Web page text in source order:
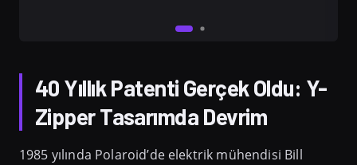
40 Yıllık Patenti Gerçek Oldu: Y-
Zipper Tasarımda Devrim
1985 yılında Polaroid’de elektrik mühendisi Bill